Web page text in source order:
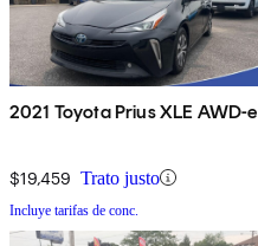
2021 Toyota Prius XLE AWD-e
$19,459 Trato justo
Incluye tarifas de conc.